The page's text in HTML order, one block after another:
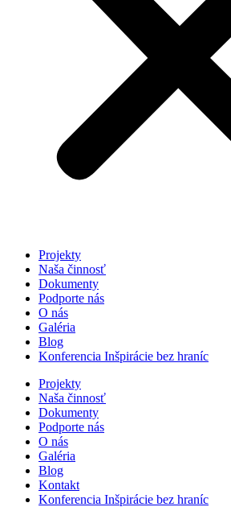
Projekty
Naša činnosť
Dokumenty
Podporte nás
O nás
Galéria
Blog
Konferencia Inšpirácie bez hraníc
Projekty
Naša činnosť
Dokumenty
Podporte nás
O nás
Galéria
Blog
Kontakt
Konferencia Inšpirácie bez hraníc